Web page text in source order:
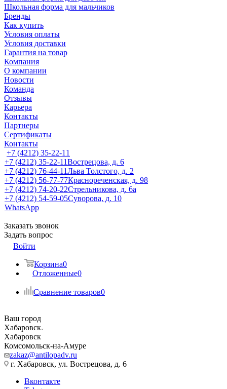
Школьная форма для мальчиков
Бренды
Как купить
Условия оплаты
Условия доставки
Гарантия на товар
Компания
О компании
Новости
Команда
Отзывы
Карьера
Контакты
Партнеры
Сертификаты
Контакты
+7 (4212) 35-22-11
+7 (4212) 35-22-11Вострецова, д. 6
+7 (4212) 76-44-11Льва Толстого, д. 2
+7 (4212) 56-77-77Краснореченская, д. 98
+7 (4212) 74-20-22Стрельникова, д. 6а
+7 (4212) 54-59-05Суворова, д. 10
WhatsApp
Заказать звонок
Задать вопрос
Войти
Корзина0
Отложенные0
Сравнение товаров0
Ваш город
Хабаровск
Хабаровск
Комсомольск-на-Амуре
zakaz@antilopadv.ru
г. Хабаровск, ул. Вострецова, д. 6
Вконтакте